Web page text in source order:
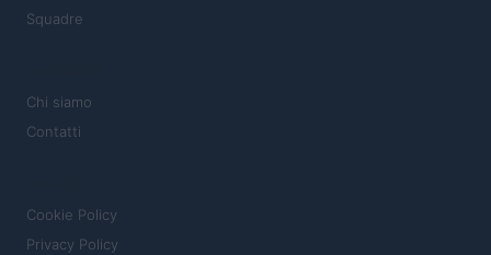
Squadre
Chi siamo
Contatti
Cookie Policy
Privacy Policy